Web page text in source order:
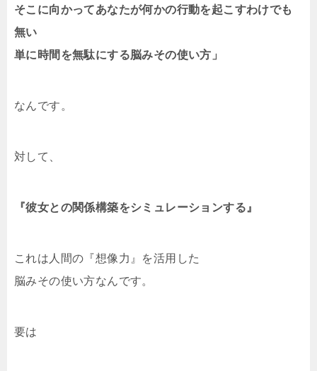
そこに向かってあなたが何かの行動を起こすわけでも
無い
単に時間を無駄にする脳みその使い方」
なんです。
対して、
『彼女との関係構築をシミュレーションする』
これは人間の『想像力』を活用した
脳みその使い方なんです。
要は